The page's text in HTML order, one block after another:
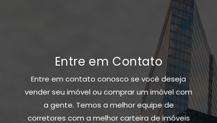
Entre em Contato
Entre em contato conosco se você deseja
vender seu imóvel ou comprar um imóvel com
a gente. Temos a melhor equipe de
corretores com a melhor carteira de imóveis